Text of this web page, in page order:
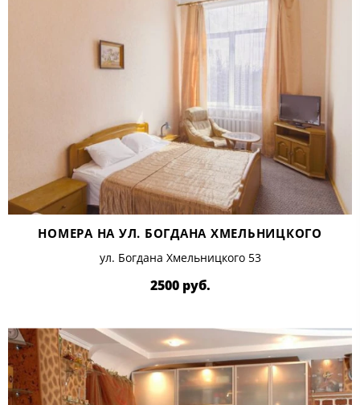
НОМЕРА НА УЛ. БОГДАНА ХМЕЛЬНИЦКОГО
ул. Богдана Хмельницкого 53
2500 руб.